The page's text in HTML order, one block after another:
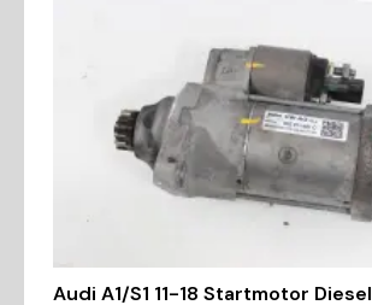
Audi A1/S1 11-18 Startmotor Diesel